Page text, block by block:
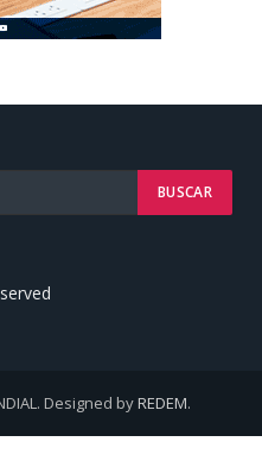
Designed byREDEM.